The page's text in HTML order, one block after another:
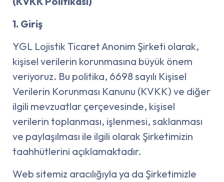
1. Giriş
YGL Lojistik Ticaret Anonim Şirketi olarak,
kişisel verilerin korunmasına büyük önem
veriyoruz. Bu politika, 6698 sayılı Kişisel
Verilerin Korunması Kanunu (KVKK) ve diğer
ilgili mevzuatlar çerçevesinde, kişisel
verilerin toplanması, işlenmesi, saklanması
ve paylaşılması ile ilgili olarak Şirketimizin
taahhütlerini açıklamaktadır.
Web sitemiz aracılığıyla ya da Şirketimizle